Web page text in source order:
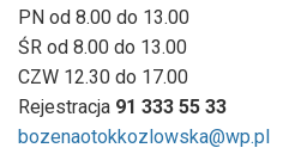
PN od 8.00 do 13.00
ŚR od 8.00 do 13.00
CZW 12.30 do 17.00
Rejestracja 91 333 55 33
bozenaotokkozlowska@wp.pl